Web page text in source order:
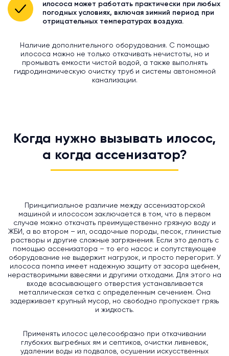
илососа может работать практически при любых
погодных условиях, включая зимний период при
отрицательных температурах воздуха.
Наличие дополнительного оборудования. С помощью
илососа можно не только откачивать нечистоты, но и
промывать емкости чистой водой, а также выполнять
гидродинамическую очистку труб и системы автономной
канализации.
Когда нужно вызывать илосос,
а когда ассенизатор?
Принципиальное различие между ассенизаторской
машиной и илососом заключается в том, что в первом
случае можно откачать преимущественно грязную воду и
ЖБИ, а во втором – ил, осадочные породы, песок, глинистые
растворы и другие сложные загрязнения. Если это делать с
помощью ассенизатора – то его насос и сопутствующее
оборудование не выдержит нагрузок, и просто перегорит. У
илососа помпа имеет надежную защиту от засора щебнем,
нерастворимыми взвесями и другими отходами. Для этого на
входе всасывающего отверстия устанавливается
металлическая сетка с определенным сечением. Она
задерживает крупный мусор, но свободно пропускает грязь
и жидкость.
Применять илосос целесообразно при откачивании
глубоких выгребных ям и септиков, очистки ливневок,
удалении воды из подвалов, осушении искусственных